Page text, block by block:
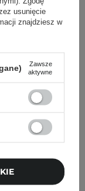
usunięcie
znajdziesz w
Zawsze
aktywne